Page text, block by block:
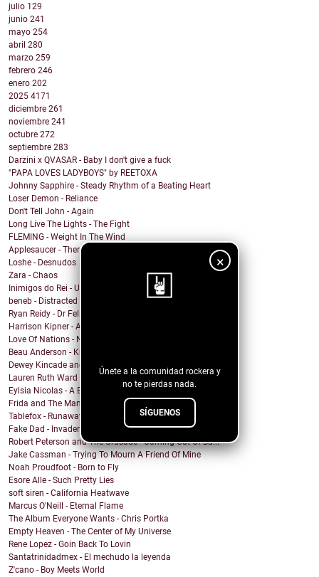
×
Únete a la comunidad rockera y
no te pierdas nada.
SÍGUENOS
julio 129
junio 241
mayo 254
abril 280
marzo 259
febrero 246
enero 202
2025 4171
diciembre 261
noviembre 241
octubre 272
septiembre 283
Darzini x QVASAR - Baby I don't give a fuck
"PAPA LOVES LADYBOYS" by REETOXA
Johnny Sapphire - Steady Rhythm of a Beating Heart
Loser Demon - Reliance
Don't Tell John - Again
Long Live The Lights - The Fight
FLEMING - Weight In The Wind
Applesaucer - There’s a Light
Loshe - Desnudos
Zara - Chaos
Inimigos do Rei - Uma Barata Chamada Kafka versão ...
beneb - Distracted
Ryan Reidy - Dr Felix and His Fringe Body Parts
Harrison Kipner - Alone With You
Love Of Nations - Ne'er Do Well
Beau Anderson - Know By Now
Dewey Kincade and The Navigators - Down in the Val...
Lauren Ruth Ward - Camouflage Sabotage
Eylsia Nicolas - A Beautiful Mess
Frida and The Mann - Dancing in the sun
Tablefox - Runaway
Fake Dad - Invader
Robert Peterson and The Crusade - Coming Out Of Ba...
Jake Cassman - Trying To Mourn A Friend Of Mine
Noah Proudfoot - Born to Fly
Esore Alle - Such Pretty Lies
soft siren - California Heatwave
Marcus O'Neill - Eternal Flame
The Album Everyone Wants - Chris Portka
Empty Heaven - The Center of My Universe
Rene Lopez - Goin Back To Lovin
Santatrinidadmex - El mechudo la leyenda
Z'cano - Boy Meets World